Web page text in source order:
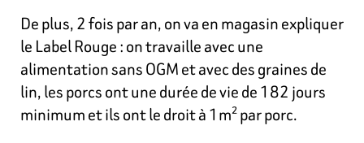
De plus, 2 fois par an, on va en magasin expliquer
le Label Rouge : on travaille avec une
alimentation sans OGM et avec des graines de
lin, les porcs ont une durée de vie de 182 jours
minimum et ils ont le droit à 1m² par porc.